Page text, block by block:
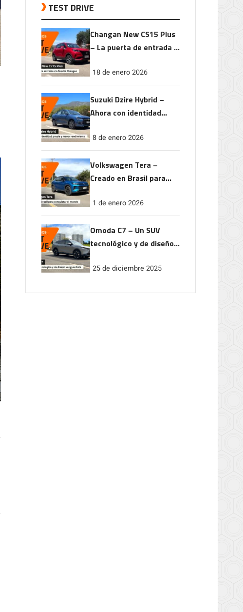
TEST DRIVE
Changan New CS15 Plus
– La puerta de entrada a
18 de enero 2026
Suzuki Dzire Hybrid –
Ahora con identidad
rendimiento
8 de enero 2026
Volkswagen Tera –
Creado en Brasil para
1 de enero 2026
Omoda C7 – Un SUV
tecnológico y de diseño
25 de diciembre 2025